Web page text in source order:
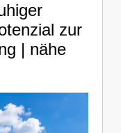
zur
| nähe